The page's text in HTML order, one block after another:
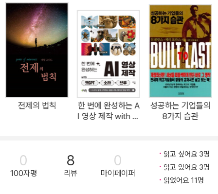
질문하는 방법 ◎ ChatGPT를 활용해 1분 만에 블로그를 작성하
는 방법 ◎ ChatGPT로 스크립트를 작성하고, 픽토리 AI를 활용
해 영상을 제작하는 방법 ◎ Imagga를 이용해 사진의 키워드를
추출하고, ChatGPT로 시와 소설을 쓰는 방법 ◎ ChatGPT를
영어 공부, 면접 준비, 프로그래밍 공부에 활용하는 방법 ◎ 미드
저니를 활용해 다양한 이미지를 생성하는 방법 ◎ 엑셀 업무에 C
hatGPT를 활용하는 방법 ◎ PPT에 필요한 콘텐츠 작성부터 사
진, 디자인까지 ChatGPT의 도움을 받는 방법 ◎ 주식 데이터,
부동산 데이터, 카카오톡 대화 기록을 분석하고 시각화하는 방법
제대로 배우고 싶은 분들께 강력 추천합니다.
전제의 법칙
한 번에 완성하는 A
I 영상 제작 with 챗
성공하는 기업들의
8가지 습관
0
100자평
8
리뷰
0
마이페이퍼
읽고 싶어요 3명
읽고 있어요 3명
읽었어요 11명